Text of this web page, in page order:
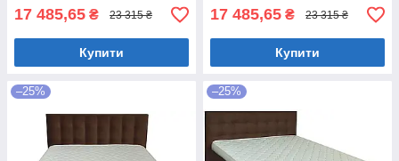
17 485,65 ₴ 23 315 ₴
Купити
17 485,65 ₴ 23 315 ₴
Купити
–25% –25%